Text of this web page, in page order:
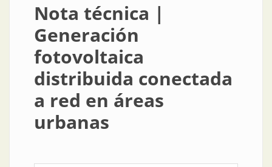
Nota técnica |
Generación
fotovoltaica
distribuida conectada
a red en áreas
urbanas